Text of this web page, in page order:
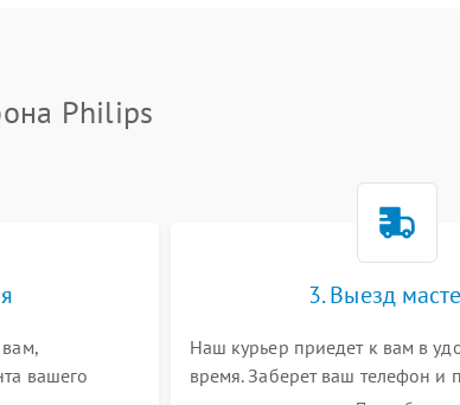
1 год
Philips
вашего
3. Выезд
Наш курьер приедет к вам в
время. Заберет ваш телефон и